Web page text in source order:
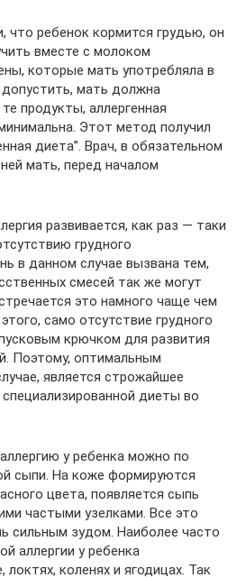
что ребенок кормится грудью, он
вместе с молоком
которые мать употребляла в
мать должна
продукты, аллергенная
Этот метод получил
диета”. Врач, в обязательном
мать, перед началом
развивается, как раз — таки
грудного
в данном случае вызвана тем,
смесей так же могут
это намного чаще чем
само отсутствие грудного
крючком для развития
Поэтому, оптимальным
является строжайшее
диеты во
у ребенка можно по
сыпи. На коже формируются
цвета, появляется сыпь
частыми узелками. Все это
сильным зудом. Наиболее часто
аллергии у ребенка
локтях, коленях и ягодицах. Так